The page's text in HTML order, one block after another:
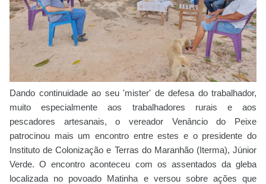
Dando continuidade ao seu 'mister' de defesa do trabalhador,
muito especialmente aos trabalhadores rurais e aos
pescadores artesanais, o vereador Venâncio do Peixe
patrocinou mais um encontro entre estes e o presidente do
Instituto de Colonização e Terras do Maranhão (Iterma), Júnior
Verde. O encontro aconteceu com os assentados da gleba
localizada no povoado Matinha e versou sobre ações que